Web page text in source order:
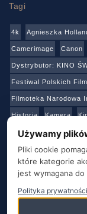
Tagi
4k Agnieszka
Camerimage Canon
Dystrybutor: KINO
Festiwal Polskich
Filmoteka Narodowa
Historia Kamera
Konkurs Netflix
Produkcja
Telewizja Transmisja
Używamy
Pliki cookie
które kategorie
jest wymagana do
Polityka